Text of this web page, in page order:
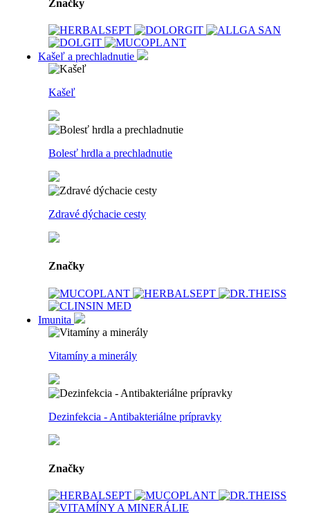
Značky
Kašeľ a prechladnutie
Kašeľ
Bolesť hrdla a prechladnutie
Zdravé dýchacie cesty
Značky
Imunita
Vitamíny a minerály
Dezinfekcia - Antibakteriálne prípravky
Značky